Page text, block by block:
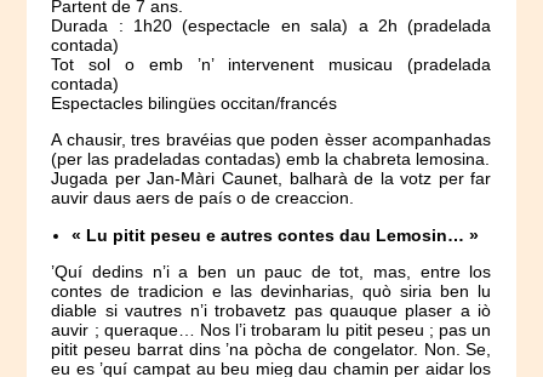
Partent de 7 ans.
Durada : 1h20 (espectacle en sala) a 2h (pradelada
contada)
Tot sol o emb ’n’ intervenent musicau (pradelada
contada)
Espectacles bilingües occitan/francés
A chausir, tres bravéias que poden èsser acompanhadas
(per las pradeladas contadas) emb la chabreta lemosina.
Jugada per Jan-Màri Caunet, balharà de la votz per far
auvir daus aers de país o de creaccion.
« Lu pitit peseu e autres contes dau Lemosin… »
’Quí dedins n’i a ben un pauc de tot, mas, entre los
contes de tradicion e las devinharias, quò siria ben lu
diable si vautres n’i trobavetz pas quauque plaser a iò
auvir ; queraque… Nos l’i trobaram lu pitit peseu ; pas un
pitit peseu barrat dins ’na pòcha de congelator. Non. Se,
eu es ’quí campat au beu mieg dau chamin per aidar los